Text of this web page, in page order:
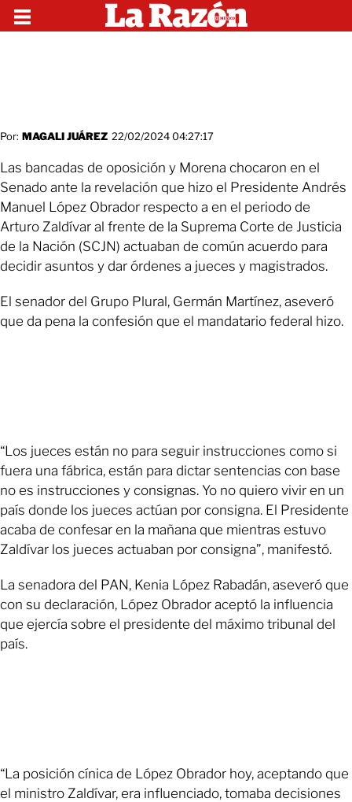
Por: MAGALI JUÁREZ 22/02/2024 04:27:17
Las bancadas de oposición y Morena chocaron en el
Senado ante la revelación que hizo el Presidente Andrés
Manuel López Obrador respecto a en el periodo de
Arturo Zaldívar al frente de la Suprema Corte de Justicia
de la Nación (SCJN) actuaban de común acuerdo para
decidir asuntos y dar órdenes a jueces y magistrados.
El senador del Grupo Plural, Germán Martínez, aseveró
que da pena la confesión que el mandatario federal hizo.
“Los jueces están no para seguir instrucciones como si
fuera una fábrica, están para dictar sentencias con base
no es instrucciones y consignas. Yo no quiero vivir en un
país donde los jueces actúan por consigna. El Presidente
acaba de confesar en la mañana que mientras estuvo
Zaldívar los jueces actuaban por consigna”, manifestó.
La senadora del PAN, Kenia López Rabadán, aseveró que
con su declaración, López Obrador aceptó la influencia
que ejercía sobre el presidente del máximo tribunal del
país.
“La posición cínica de López Obrador hoy, aceptando que
el ministro Zaldívar, era influenciado, tomaba decisiones